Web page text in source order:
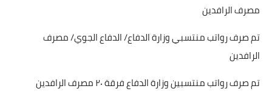
مصرف الرافدين
تم صرف رواتب منتسبي وزارة الدفاع/ الدفاع الجوي/ مصرف
الرافدين
تم صرف رواتب منتسبين وزارة الدفاع فرقة ٢٠ مصرف الرافدين